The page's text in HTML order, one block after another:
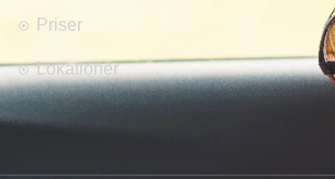
Priser
Lokationer